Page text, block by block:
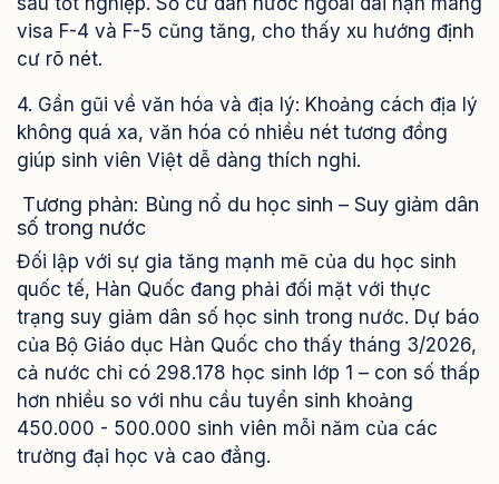
visa F-4 và F-5 cũng tăng, cho thấy xu hướng định
cư rõ nét.
4. Gần gũi về văn hóa và địa lý: Khoảng cách địa lý
không quá xa, văn hóa có nhiều nét tương đồng
giúp sinh viên Việt dễ dàng thích nghi.
Tương phản: Bùng nổ du học sinh – Suy giảm dân
số trong nước
Đối lập với sự gia tăng mạnh mẽ của du học sinh
quốc tế, Hàn Quốc đang phải đối mặt với thực
trạng suy giảm dân số học sinh trong nước. Dự báo
của Bộ Giáo dục Hàn Quốc cho thấy tháng 3/2026,
cả nước chỉ có 298.178 học sinh lớp 1 – con số thấp
hơn nhiều so với nhu cầu tuyển sinh khoảng
450.000 - 500.000 sinh viên mỗi năm của các
trường đại học và cao đẳng.